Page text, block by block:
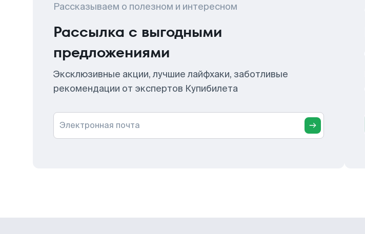
Рассказываем о полезном и интересном
Рассылка с выгодными
предложениями
Эксклюзивные акции, лучшие лайфхаки, заботливые
рекомендации от экспертов Купибилета
Электронная почта